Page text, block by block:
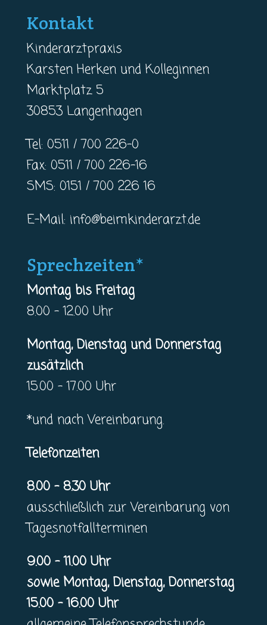
Kontakt
Kinderarztpraxis
Karsten Herken und Kolleginnen
Marktplatz 5
30853 Langenhagen
Tel: 0511 / 700 226-0
Fax: 0511 / 700 226-16
SMS: 0151 / 700 226 16
E-Mail: info@beimkinderarzt.de
Sprechzeiten*
Montag bis Freitag
8.00 – 12.00 Uhr
Montag, Dienstag und Donnerstag
zusätzlich
15.00 – 17.00 Uhr
*und nach Vereinbarung.
Telefonzeiten
8.00 – 8.30 Uhr
ausschließlich zur Vereinbarung von
Tagesnotfallterminen
9.00 – 11.00 Uhr
sowie Montag, Dienstag, Donnerstag
15.00 – 16.00 Uhr